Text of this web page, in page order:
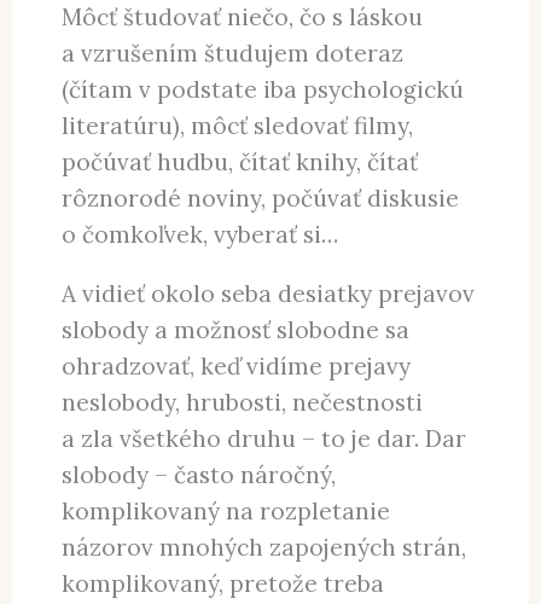
Môcť študovať niečo, čo s láskou
a vzrušením študujem doteraz
(čítam v podstate iba psychologickú
literatúru), môcť sledovať filmy,
počúvať hudbu, čítať knihy, čítať
rôznorodé noviny, počúvať diskusie
o čomkoľvek, vyberať si…
A vidieť okolo seba desiatky prejavov
slobody a možnosť slobodne sa
ohradzovať, keď vidíme prejavy
neslobody, hrubosti, nečestnosti
a zla všetkého druhu – to je dar. Dar
slobody – často náročný,
komplikovaný na rozpletanie
názorov mnohých zapojených strán,
komplikovaný, pretože treba